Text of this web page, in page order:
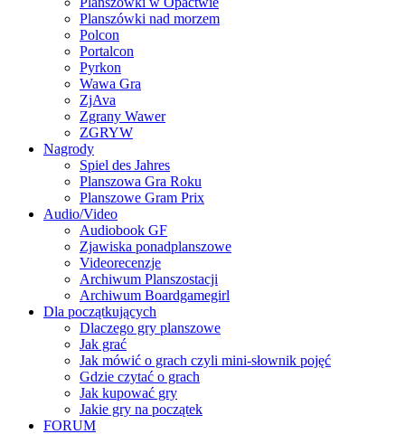
Planszówki nad morzem
Polcon
Portalcon
Pyrkon
Wawa Gra
ZjAva
Zgrany Wawer
ZGRYW
Nagrody
Spiel des Jahres
Planszowa Gra Roku
Planszowe Gram Prix
Audio/Video
Audiobook GF
Zjawiska ponadplanszowe
Videorecenzje
Archiwum Planszostacji
Archiwum Boardgamegirl
Dla początkujących
Dlaczego gry planszowe
Jak grać
Jak mówić o grach czyli mini-słownik pojęć
Gdzie czytać o grach
Jak kupować gry
Jakie gry na początek
FORUM